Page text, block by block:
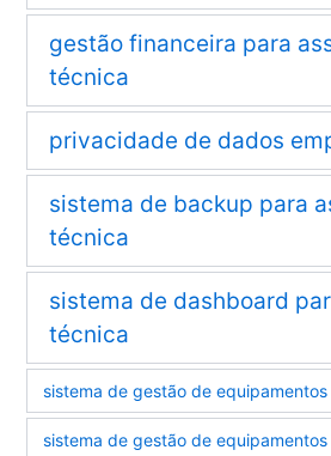
gestão financeira para
técnica
privacidade de dados
sistema de backup para
técnica
sistema de dashboard
técnica
sistema de gestão de equipamentos
sistema de gestão de